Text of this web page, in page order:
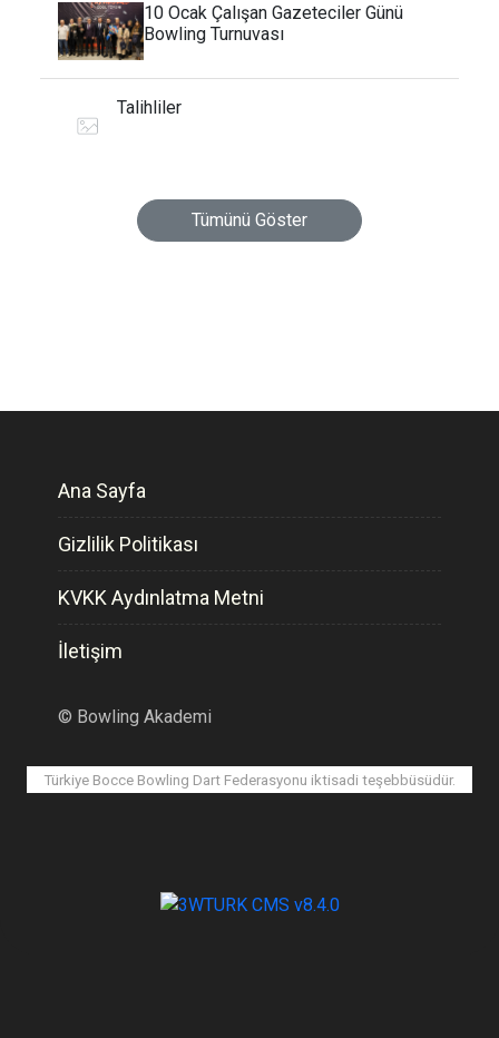
10 Ocak Çalışan Gazeteciler Günü
Bowling Turnuvası
Talihliler
Tümünü Göster
Ana Sayfa
Gizlilik Politikası
KVKK Aydınlatma Metni
İletişim
© Bowling Akademi
Türkiye Bocce Bowling Dart Federasyonu iktisadi teşebbüsüdür.